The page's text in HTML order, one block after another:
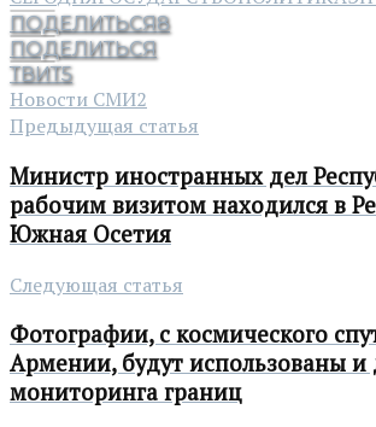
ПОДЕЛИТЬСЯ8
ПОДЕЛИТЬСЯ
ТВИТ5
Новости СМИ2
Предыдущая статья
Министр иностранных дел
рабочим визитом находился в
Южная Осетия
Следующая статья
Фотографии, с космического
Армении, будут использованы и
мониторинга границ